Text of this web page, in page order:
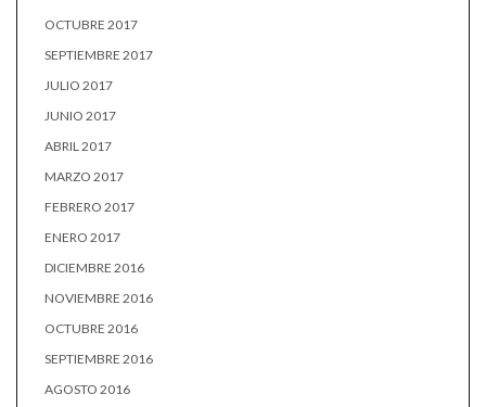
OCTUBRE 2017
SEPTIEMBRE 2017
JULIO 2017
JUNIO 2017
ABRIL 2017
MARZO 2017
FEBRERO 2017
ENERO 2017
DICIEMBRE 2016
NOVIEMBRE 2016
OCTUBRE 2016
SEPTIEMBRE 2016
AGOSTO 2016